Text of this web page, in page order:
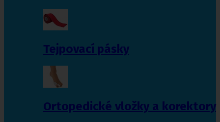
Tejpovací pásky
Ortopedické vložky a korektory